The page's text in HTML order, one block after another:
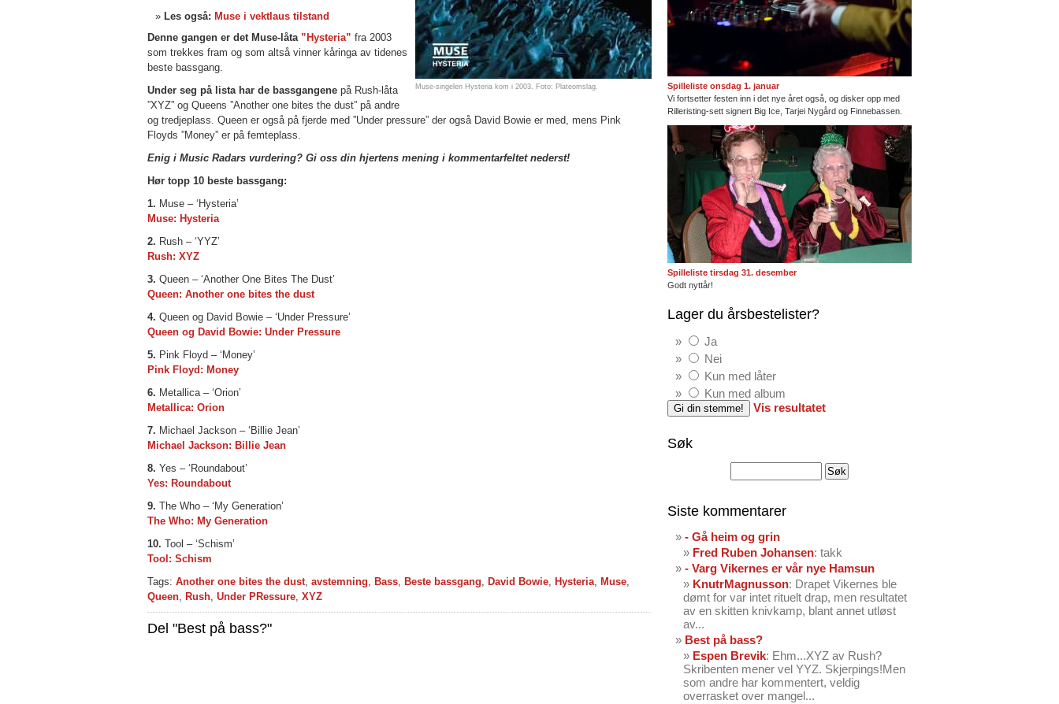
Muse-singelen Hysteria kom i 2003. Foto: Plateomslag.
Les også: Muse i vektlaus tilstand
Denne gangen er det Muse-låta ”Hysteria” fra 2003
som trekkes fram og som altså vinner kåringa av tidenes
beste bassgang.
Under seg på lista har de bassgangene på Rush-låta
”XYZ” og Queens ”Another one bites the dust” på andre
og tredjeplass. Queen er også på fjerde med ”Under pressure” der også David Bowie er med, mens Pink
Floyds ”Money” er på femteplass.
Enig i Music Radars vurdering? Gi oss din hjertens mening i kommentarfeltet nederst!
Hør topp 10 beste bassgang:
1. Muse – ‘Hysteria’
Muse: Hysteria
2. Rush – ‘YYZ’
Rush: XYZ
3. Queen – ‘Another One Bites The Dust’
Queen: Another one bites the dust
4. Queen og David Bowie – ‘Under Pressure’
Queen og David Bowie: Under Pressure
5. Pink Floyd – ‘Money’
Pink Floyd: Money
6. Metallica – ‘Orion’
Metallica: Orion
7. Michael Jackson – ‘Billie Jean’
Michael Jackson: Billie Jean
8. Yes – ‘Roundabout’
Yes: Roundabout
9. The Who – ‘My Generation’
The Who: My Generation
10. Tool – ‘Schism’
Tool: Schism
Tags: Another one bites the dust, avstemning, Bass, Beste bassgang, David Bowie, Hysteria, Muse,
Queen, Rush, Under PRessure, XYZ
Del "Best på bass?"
Spilleliste onsdag 1. januar
Vi fortsetter festen inn i det nye året også, og disker opp med
Rilleristing-sett signert Big Ice, Tarjei Nygård og Finnebassen.
Spilleliste tirsdag 31. desember
Godt nyttår!
Lager du årsbestelister?
Ja
Nei
Kun med låter
Kun med album
Vis resultatet
Søk
Siste kommentarer
- Gå heim og grin
Fred Ruben Johansen: takk
- Varg Vikernes er vår nye Hamsun
KnutrMagnusson: Drapet Vikernes ble
dømt for var intet rituelt drap, men resultatet
av en skitten knivkamp, blant annet utløst
av...
Best på bass?
Espen Brevik: Ehm...XYZ av Rush?
Skribenten mener vel YYZ. Skjerpings!Men
som andre har kommentert, veldig
overrasket over mangel...